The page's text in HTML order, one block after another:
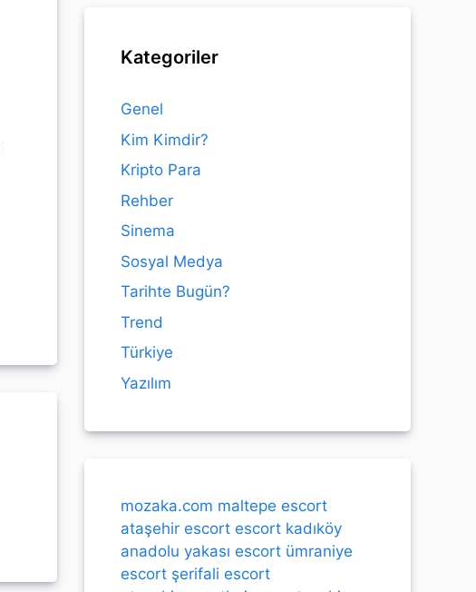
Kategoriler
Genel
Kim Kimdir?
Kripto Para
Rehber
Sinema
Sosyal Medya
Tarihte Bugün?
Trend
Türkiye
Yazılım
mozaka.com maltepe escort
ataşehir escort escort kadıköy
anadolu yakası escort ümraniye
escort şerifali escort